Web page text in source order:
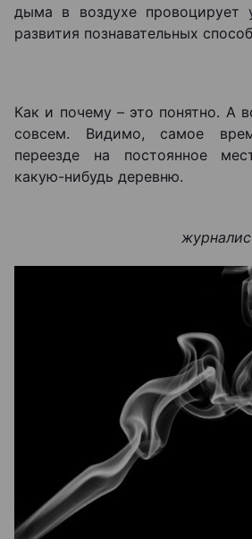
дыма в воздухе провоцирует
развития познавательных
Как и почему – это понятно. А
совсем. Видимо, самое
переезде на постоянное
какую-нибудь деревню.